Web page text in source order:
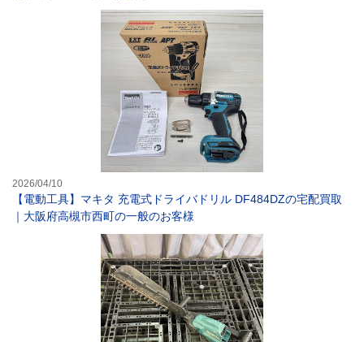
2026/04/10
【電動工具】マキタ 充電式ドライバドリル DF484DZの宅配買取
｜大阪府高槻市西町の一般のお客様